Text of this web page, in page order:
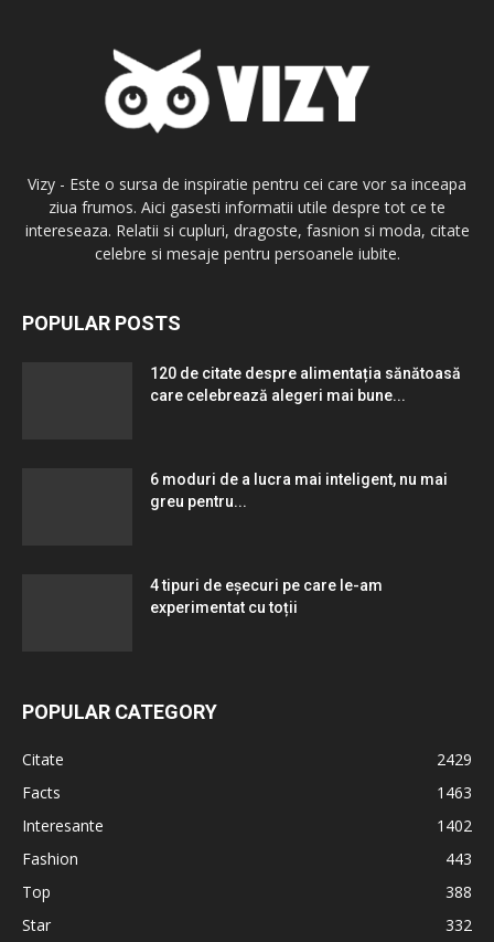
Vizy - Este o sursa de inspiratie pentru cei care vor sa inceapa
ziua frumos. Aici gasesti informatii utile despre tot ce te
intereseaza. Relatii si cupluri, dragoste, fasnion si moda, citate
celebre si mesaje pentru persoanele iubite.
POPULAR POSTS
120 de citate despre alimentația sănătoasă
care celebrează alegeri mai bune...
6 moduri de a lucra mai inteligent, nu mai
greu pentru...
4 tipuri de eșecuri pe care le-am
experimentat cu toții
POPULAR CATEGORY
Citate
2429
Facts
1463
Interesante
1402
Fashion
443
Top
388
Star
332